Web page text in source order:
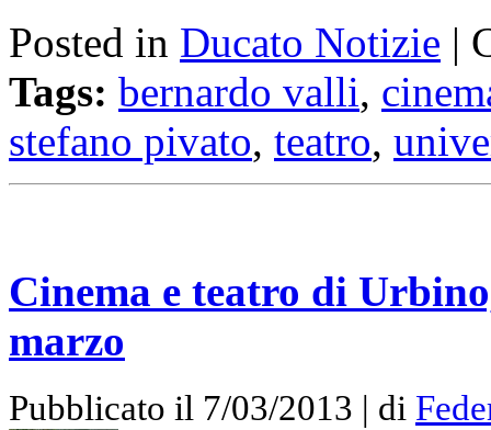
Posted in Ducato Notizie |
Tags: bernardo valli,
stefano pivato, teatro,
Cinema e teatro di
marzo
Pubblicato il 7/03/2013 | di